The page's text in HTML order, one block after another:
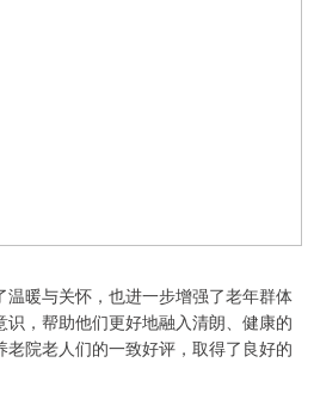
温暖与关怀，也进一步增强了老年群体
，帮助他们更好地融入清朗、健康的
院老人们的一致好评，取得了良好的